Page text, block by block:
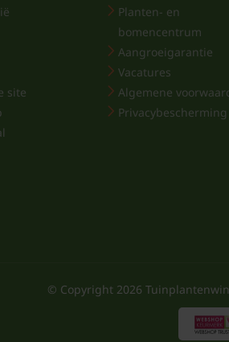
site
Planten- en
bomencentrum
Aangroeigarantie
Vacatures
Algemene
Privacybescherming
© Copyright 2026